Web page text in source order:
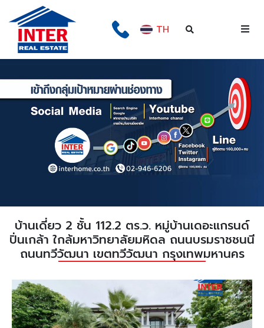
TH
บ้านเดี่ยว 2 ชั้น 112.2 ตร.ว. หมู่บ้านเดอะแกรนด์
ปิ่นเกล้า ใกล้มหาวิทยาลัยมหิดล ถนนบรมราชชนนี
ถนนทวีวัฒนา เขตทวีวัฒนา กรุงเทพมหานคร